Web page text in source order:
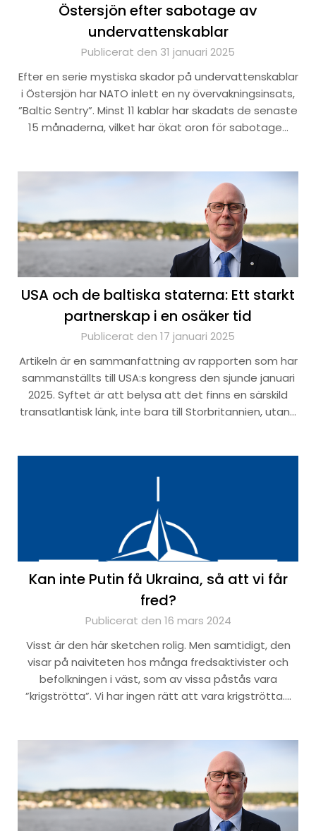
Östersjön efter sabotage av
undervattenskablar
Publicerat den 31 januari 2025
Efter en serie mystiska skador på undervattenskablar
i Östersjön har NATO inlett en ny övervakningsinsats,
”Baltic Sentry”. Minst 11 kablar har skadats de senaste
15 månaderna, vilket har ökat oron för sabotage…
USA och de baltiska staterna: Ett starkt
partnerskap i en osäker tid
Publicerat den 17 januari 2025
Artikeln är en sammanfattning av rapporten som har
sammanställts till USA:s kongress den sjunde januari
2025. Syftet är att belysa att det finns en särskild
transatlantisk länk, inte bara till Storbritannien, utan…
Kan inte Putin få Ukraina, så att vi får
fred?
Publicerat den 16 mars 2024
Visst är den här sketchen rolig. Men samtidigt, den
visar på naiviteten hos många fredsaktivister och
befolkningen i väst, som av vissa påstås vara
”krigströtta”. Vi har ingen rätt att vara krigströtta….